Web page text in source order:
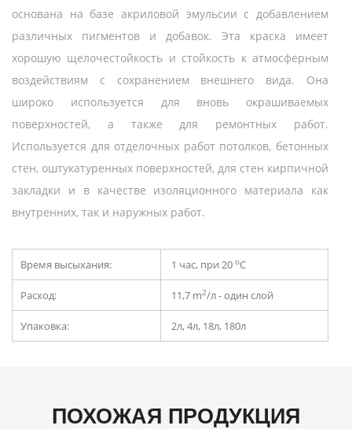
основана на базе акриловой эмульсии с добавлением
различных пигментов и добавок. Эта краска имеет
хорошую щелочестойкость и стойкость к атмосферным
воздействиям с сохранением внешнего вида. Она
широко используется для вновь окрашиваемых
поверхностей, а также для ремонтных работ.
Используется для отделочных работ потолков, бетонных
стен, оштукатуренных поверхностей, для стен кирпичной
закладки и в качестве изоляционного материала как
внутренних, так и наружных работ.
Время высыхания: 1 час, при 20 оС
Расход: 11,7 m2/л - один слой
Упаковка: 2л, 4л, 18л, 180л
ПОХОЖАЯ ПРОДУКЦИЯ